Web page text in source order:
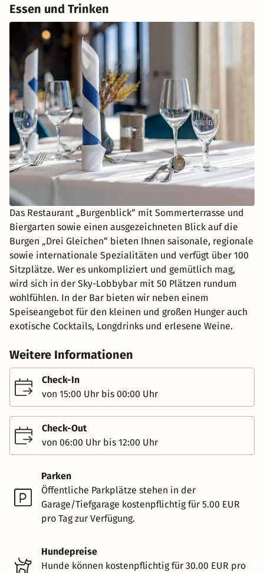
Essen und Trinken
Das Restaurant „Burgenblick“ mit Sommerterrasse und
Biergarten sowie einen ausgezeichneten Blick auf die
Burgen „Drei Gleichen“ bieten Ihnen saisonale, regionale
sowie internationale Spezialitäten und verfügt über 100
Sitzplätze. Wer es unkompliziert und gemütlich mag,
wird sich in der Sky-Lobbybar mit 50 Plätzen rundum
wohlfühlen. In der Bar bieten wir neben einem
Speiseangebot für den kleinen und großen Hunger auch
exotische Cocktails, Longdrinks und erlesene Weine.
Weitere Informationen
Check-In
von 15:00 Uhr bis 00:00 Uhr
Check-Out
von 06:00 Uhr bis 12:00 Uhr
Parken
Öffentliche Parkplätze stehen in der
Garage/Tiefgarage kostenpflichtig für 5.00 EUR
pro Tag zur Verfügung.
Hundepreise
Hunde können kostenpflichtig für 30.00 EUR pro